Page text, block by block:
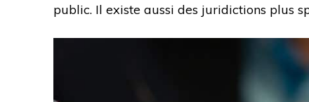
public. Il existe aussi des juridictions plus